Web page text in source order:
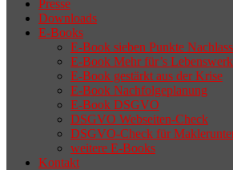
Presse
Downloads
E-Books
E-Book sieben Punkte
E-Book Mehr für’s Lebenswerk
E-Book gestärkt aus der Krise
E-Book Nachfolgeplanung
E-Book DSGVO
DSGVO Webseiten-Check
DSGVO-Check für
weitere E-Books
Kontakt